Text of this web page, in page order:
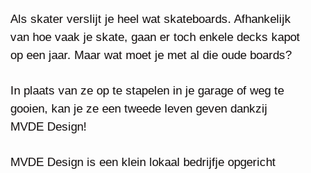
Als skater verslijt je heel wat skateboards. Afhankelijk
van hoe vaak je skate, gaan er toch enkele decks kapot
op een jaar. Maar wat moet je met al die oude boards?
In plaats van ze op te stapelen in je garage of weg te
gooien, kan je ze een tweede leven geven dankzij
MVDE Design!
MVDE Design is een klein lokaal bedrijfje opgericht